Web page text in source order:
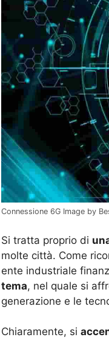
Connessione 6G Image by
Si tratta proprio di
molte città. Come
ente industriale
tema, nel quale si
generazione e le
Chiaramente, si